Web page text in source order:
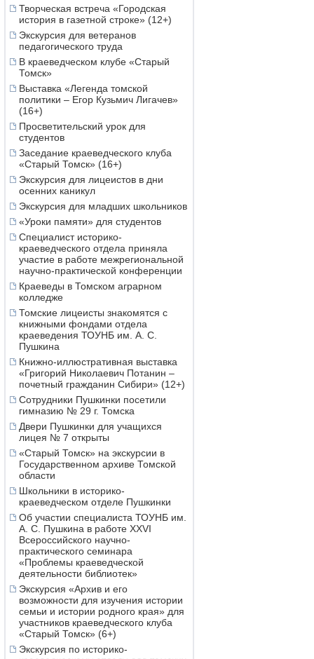
Творческая встреча «Городская
история в газетной строке» (12+)
Экскурсия для ветеранов
педагогического труда
В краеведческом клубе «Старый
Томск»
Выставка «Легенда томской
политики – Егор Кузьмич Лигачев»
(16+)
Просветительский урок для
студентов
Заседание краеведческого клуба
«Старый Томск» (16+)
Экскурсия для лицеистов в дни
осенних каникул
Экскурсия для младших школьников
«Уроки памяти» для студентов
Специалист историко-
краеведческого отдела приняла
участие в работе межрегиональной
научно-практической конференции
Краеведы в Томском аграрном
колледже
Томские лицеисты знакомятся с
книжными фондами отдела
краеведения ТОУНБ им. А. С.
Пушкина
Книжно-иллюстративная выставка
«Григорий Николаевич Потанин –
почетный гражданин Сибири» (12+)
Сотрудники Пушкинки посетили
гимназию № 29 г. Томска
Двери Пушкинки для учащихся
лицея № 7 открыты
«Старый Томск» на экскурсии в
Государственном архиве Томской
области
Школьники в историко-
краеведческом отделе Пушкинки
Об участии специалиста ТОУНБ им.
А. С. Пушкина в работе XXVI
Всероссийского научно-
практического семинара
«Проблемы краеведческой
деятельности библиотек»
Экскурсия «Архив и его
возможности для изучения истории
семьи и истории родного края» для
участников краеведческого клуба
«Старый Томск» (6+)
Экскурсия по историко-